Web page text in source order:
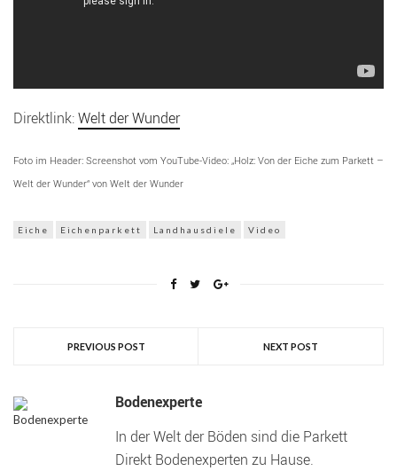
Direktlink:Welt der Wunder
Foto im Header: Screenshot vom YouTube-Video: „Holz: Von der Eiche zum Parkett –
Welt der Wunder“ von Welt der Wunder
Eiche Eichenparkett Landhausdiele Video
PREVIOUS POST NEXT POST
Bodenexperte
In der Welt der Böden sind die Parkett
Direkt Bodenexperten zu Hause.